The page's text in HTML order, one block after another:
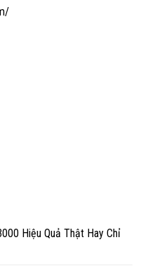
Hiệu Quả Thật Hay Chỉ